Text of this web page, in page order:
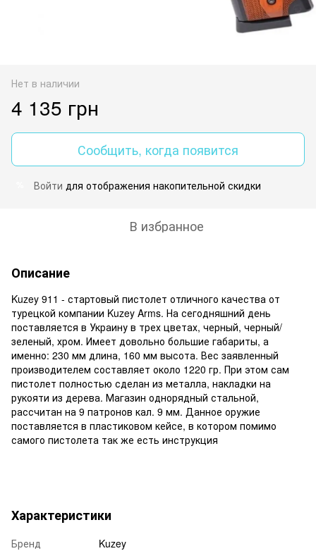
Нет в наличии
4 135 грн
Сообщить, когда появится
Войти для отображения накопительной скидки
В избранное
Описание
Kuzey 911 - стартовый пистолет отличного качества от
турецкой компании Kuzey Arms. На сегодняшний день
поставляется в Украину в трех цветах, черный, черный/
зеленый, хром. Имеет довольно большие габариты, а
именно: 230 мм длина, 160 мм высота. Вес заявленный
производителем составляет около 1220 гр. При этом сам
пистолет полностью сделан из металла, накладки на
рукояти из дерева. Магазин однорядный стальной,
рассчитан на 9 патронов кал. 9 мм. Данное оружие
поставляется в пластиковом кейсе, в котором помимо
самого пистолета так же есть инструкция
Характеристики
Бренд
Kuzey